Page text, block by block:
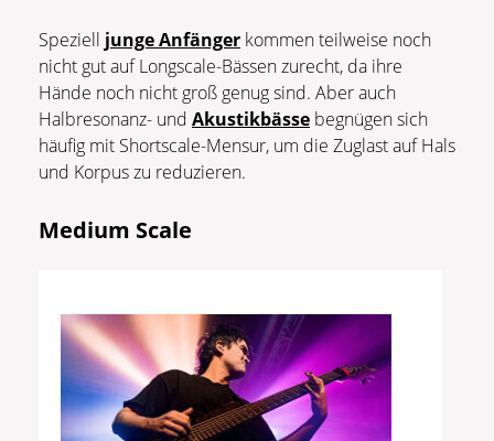
Speziell junge Anfänger kommen teilweise noch
nicht gut auf Longscale-Bässen zurecht, da ihre
Hände noch nicht groß genug sind. Aber auch
Halbresonanz- und Akustikbässe begnügen sich
häufig mit Shortscale-Mensur, um die Zuglast auf Hals
und Korpus zu reduzieren.
Medium Scale